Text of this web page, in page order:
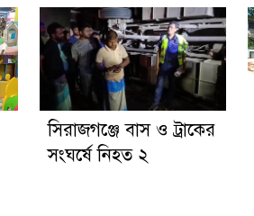
সিরাজগঞ্জে বাস ও ট্রাকের
সংঘর্ষে নিহত ২